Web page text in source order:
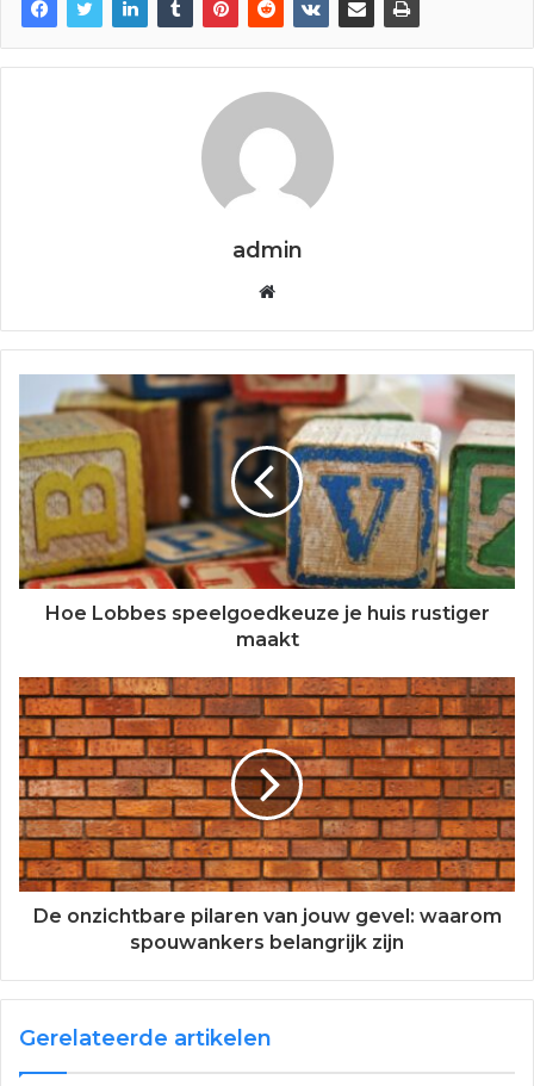
admin
b
s
i
t
Hoe Lobbes speelgoedkeuze je huis rustiger
maakt
De onzichtbare pilaren van jouw gevel: waarom
spouwankers belangrijk zijn
Gerelateerde artikelen